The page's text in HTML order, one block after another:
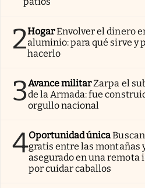
2HogarEnvolver el dinero
aluminio: para qué sirve y
hacerlo
3Avance militarZarpa el
de la Armada: fue
orgullo nacional
4Oportunidad única
gratis entre las montañas
asegurado en una remota
por cuidar caballos